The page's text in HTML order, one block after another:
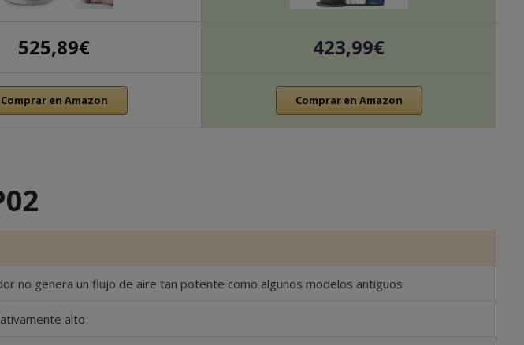
525,89€ 423,99€
Comprar en Amazon Comprar en Amazon
no genera un flujo de aire tan potente como algunos modelos antiguos
alto